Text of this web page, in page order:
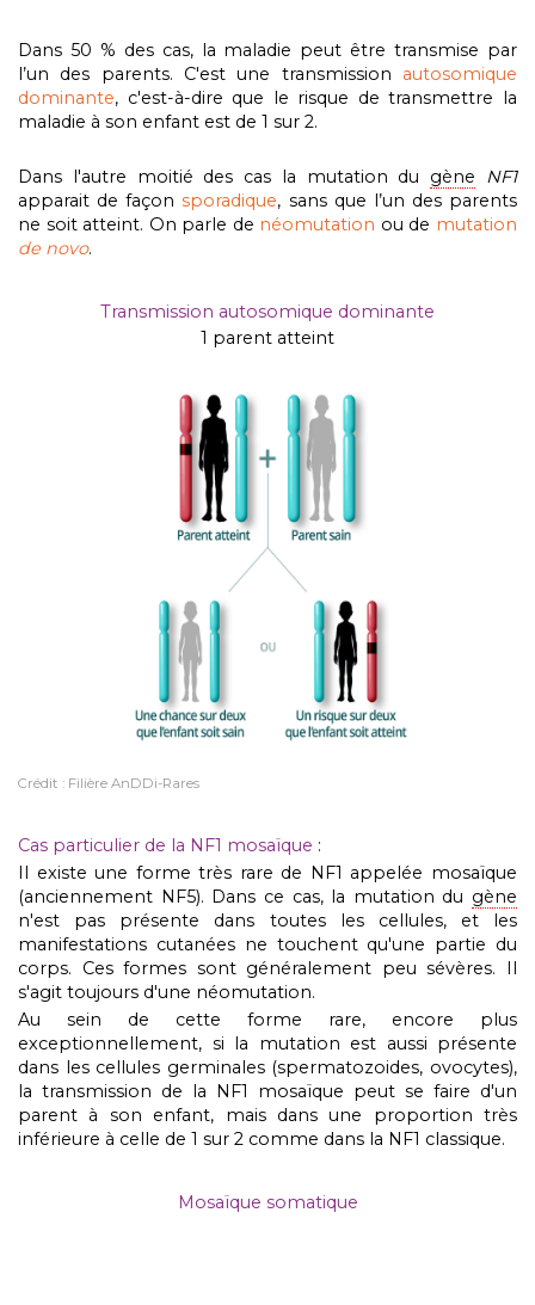
Dans 50 % des cas, la maladie peut être transmise par
l’un des parents. C'est une transmission autosomique
dominante, c'est-à-dire que le risque de transmettre la
maladie à son enfant est de 1 sur 2.
Dans l'autre moitié des cas la mutation du gène
NF1
apparait de façonsporadique, sans que l’un des parents
ne soit atteint. On parle de néomutation ou de mutation
de novo.
Transmission autosomique dominante
1 parent atteint
Crédit : Filière AnDDi-Rares
Cas particulier de la NF1 mosaïque :
Il existe une forme très rare de NF1 appelée mosaïque
(anciennement NF5). Dans ce cas, la mutation du gène
n'est pas présente dans toutes les cellules, et les
manifestations cutanées ne touchent qu'une partie du
corps. Ces formes sont généralement peu sévères. Il
s'agit toujours d'une néomutation.
Au sein de cette forme rare, encore plus
exceptionnellement, si la mutation est aussi présente
dans les cellules germinales (spermatozoides, ovocytes),
la transmission de la NF1 mosaïque peut se faire d'un
parent à son enfant, mais dans une proportion très
inférieure à celle de 1 sur 2 comme dans la NF1 classique.
Mosaïque somatique